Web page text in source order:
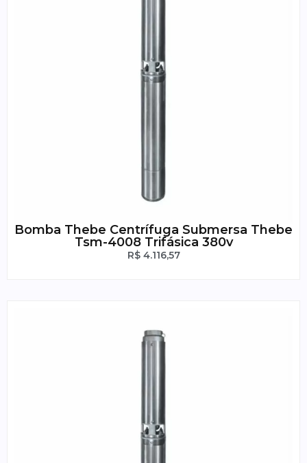
Bomba Thebe Centrífuga Submersa Thebe
Tsm-4008 Trifásica 380v
R$4.116,57